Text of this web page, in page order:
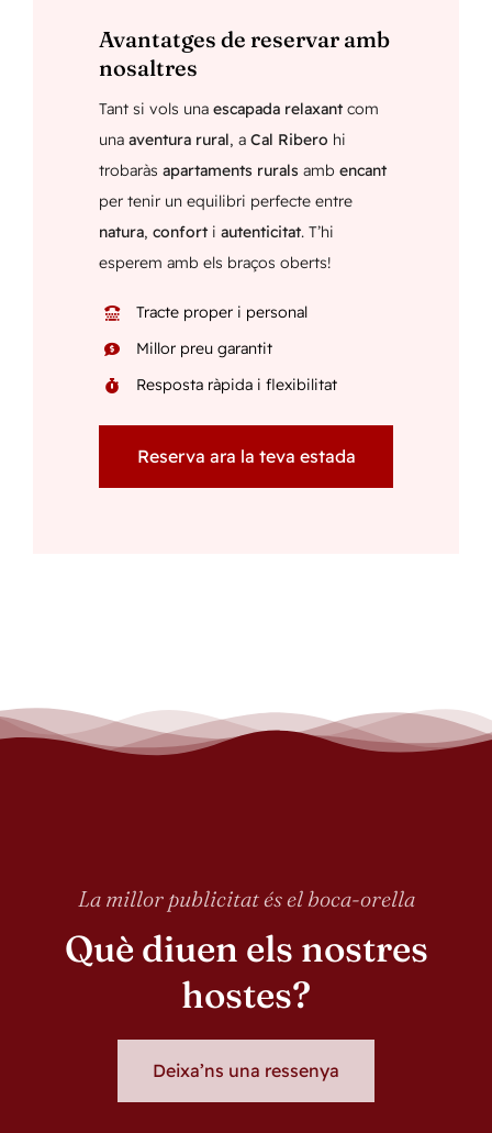
Avantatges de reservar amb
nosaltres
Tant si vols una escapada relaxant com
una aventura rural, a Cal Ribero hi
trobaràs apartaments rurals amb encant
per tenir un equilibri perfecte entre
natura, confort i autenticitat. T’hi
esperem amb els braços oberts!
Tracte proper i personal
Millor preu garantit
Resposta ràpida i flexibilitat
Reserva ara la teva estada
La millor publicitat és el boca-orella
Què diuen els nostres
hostes?
Deixa’ns una ressenya